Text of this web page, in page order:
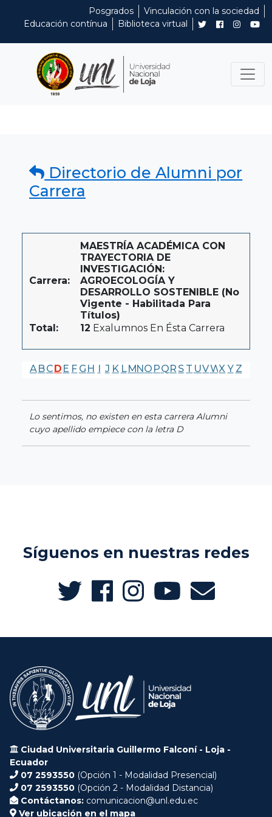
Posgrados
Vinculación con la sociedad
Educación contínua
Biblioteca virtual
Directorio de Alumni por
Carrera
Carrera:
MAESTRÍA ACADÉMICA CON
TRAYECTORIA DE
INVESTIGACIÓN:
AGROECOLOGÍA Y
DESARROLLO SOSTENIBLE (No
Vigente - Habilitada Para
Títulos)
Total:
12 Exalumnos En Ésta Carrera
A BCD E F G H I J K LMNO PQR S T UVWX Y Z
Lo sentimos, no existen en esta carrera Alumni
cuyo apellido empiece con la letra D
Síguenos en nuestras redes
Ciudad Universitaria Guillermo Falconí - Loja -
Ecuador
07 2593550 (Opción 1 - Modalidad Presencial)
07 2593550 (Opción 2 - Modalidad Distancia)
Contáctanos: comunicacion@unl.edu.ec
Ver ubicación en el mapa